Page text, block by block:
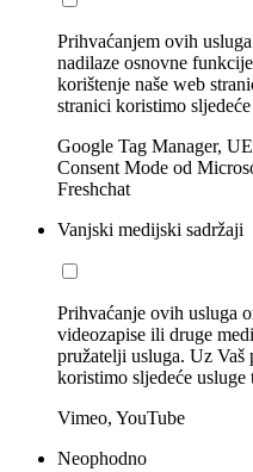
Prihvaćanjem ovih
nadilaze osnovne
korištenje naše web
stranici koristimo
Google Tag Manager,
Consent Mode od
Freshchat
Vanjski medijski sadržaji
Prihvaćanje ovih usluga
videozapise ili druge
pružatelji usluga. Uz Vaš
koristimo sljedeće usluge
Vimeo, YouTube
Neophodno